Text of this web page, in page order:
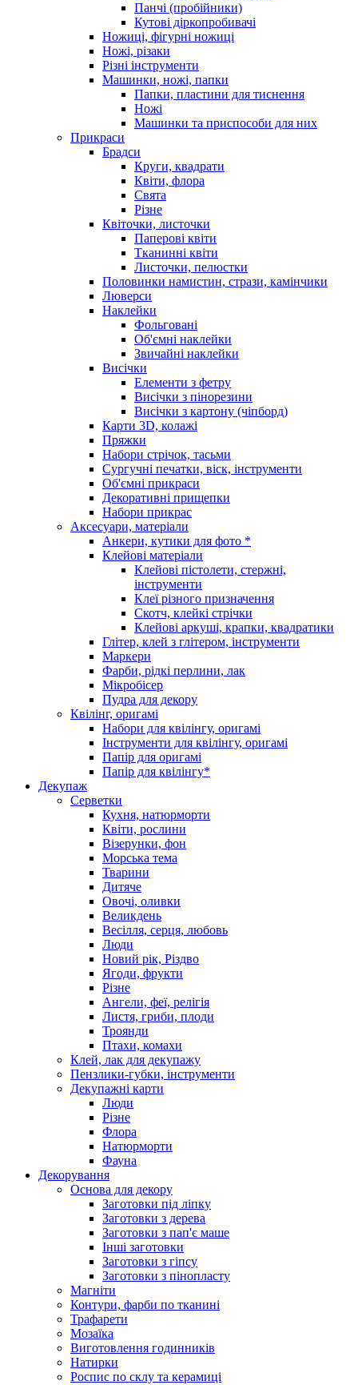
Панчі (пробійники)
Кутові діркопробивачі
Ножиці, фігурні ножиці
Ножі, різаки
Різні інструменти
Машинки, ножі, папки
Папки, пластини для тиснення
Ножі
Машинки та приспособи для них
Прикраси
Брадси
Круги, квадрати
Квіти, флора
Свята
Різне
Квіточки, листочки
Паперові квіти
Тканинні квіти
Листочки, пелюстки
Половинки намистин, стрази, камінчики
Люверси
Наклейки
Фольговані
Об'ємні наклейки
Звичайні наклейки
Висічки
Елементи з фетру
Висічки з пінорезини
Висічки з картону (чіпборд)
Карти 3D, колажі
Пряжки
Набори стрічок, тасьми
Сургучні печатки, віск, інструменти
Об'ємні прикраси
Декоративні прищепки
Набори прикрас
Аксесуари, матеріали
Анкери, кутики для фото *
Клейові матеріали
Клейові пістолети, стержні,
інструменти
Клеї різного призначення
Скотч, клейкі стрічки
Клейові аркуші, крапки, квадратики
Глітер, клей з глітером, інструменти
Маркери
Фарби, рідкі перлини, лак
Мікробісер
Пудра для декору
Квілінг, оригамі
Набори для квілінгу, оригамі
Інструменти для квілінгу, оригамі
Папір для оригамі
Папір для квілінгу*
Декупаж
Серветки
Кухня, натюрморти
Квіти, рослини
Візерунки, фон
Морська тема
Тварини
Дитяче
Овочі, оливки
Великдень
Весілля, серця, любовь
Люди
Новий рік, Різдво
Ягоди, фрукти
Різне
Ангели, феї, релігія
Листя, гриби, плоди
Троянди
Птахи, комахи
Клей, лак для декупажу
Пензлики-губки, інструменти
Декупажні карти
Люди
Різне
Флора
Натюрморти
Фауна
Декорування
Основа для декору
Заготовки під ліпку
Заготовки з дерева
Заготовки з пап'є маше
Інші заготовки
Заготовки з гіпсу
Заготовки з пінопласту
Магніти
Контури, фарби по тканині
Трафарети
Мозаїка
Виготовлення годинників
Натирки
Роспис по склу та керамиці